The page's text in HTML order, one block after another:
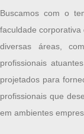
Buscamos com o
faculdade
diversas áreas,
profissionais
projetados para
profissionais que
em ambientes